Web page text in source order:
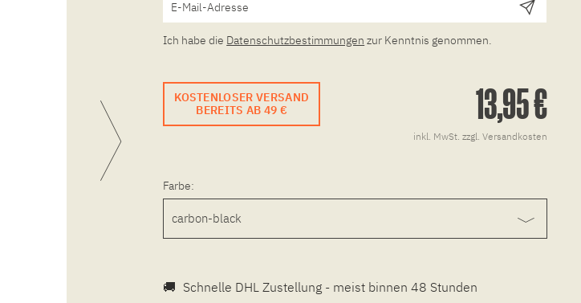
Ich habe die Datenschutzbestimmungen zur Kenntnis genommen.
KOSTENLOSER VERSAND
BEREITS AB 49 €
13,95 €
inkl. MwSt. zzgl. Versandkosten
Farbe:
🚚 Schnelle DHL Zustellung - meist binnen 48 Stunden